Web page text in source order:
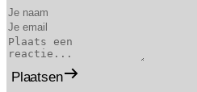
Plaatsen